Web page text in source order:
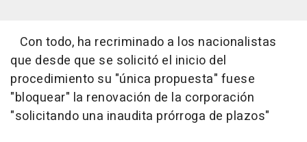
Con todo, ha recriminado a los nacionalistas
que desde que se solicitó el inicio del
procedimiento su "única propuesta" fuese
"bloquear" la renovación de la corporación
"solicitando una inaudita prórroga de plazos"